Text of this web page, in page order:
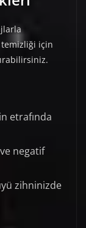
için
etrafında
ve negatif
zihninizde